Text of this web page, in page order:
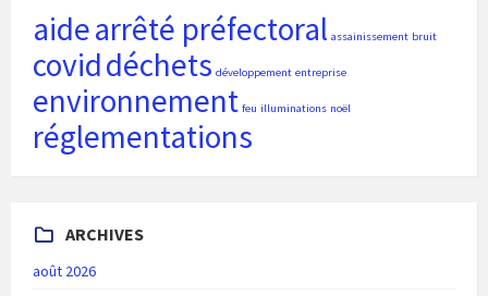
aidearrêté préfectoral assainissement bruit
coviddéchets développement entreprise
environnement feu illuminations noël
réglementations
ARCHIVES
août 2026